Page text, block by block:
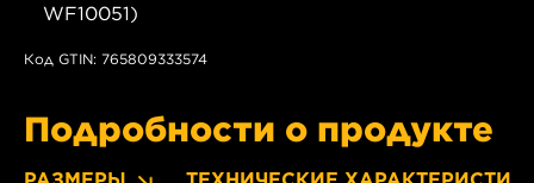
WF10051)
Код GTIN: 765809333574
Подробности о продукте